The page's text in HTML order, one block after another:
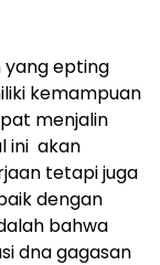
yang epting
kemampuan
menjalin
ini akan
tetapi juga
dengan
bahwa
dna gagasan